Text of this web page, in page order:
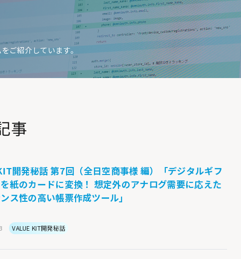
ご紹介しています。
事
開発秘話 第7回（全日空商事様 編）「デジタルギフ
紙のカードに変換！ 想定外のアナログ需要に応えた
ス性の高い帳票作成ツール」
VALUE KIT開発秘話